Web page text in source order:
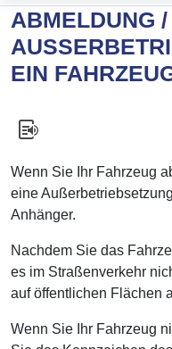
ABMELDUNG /
IN FAHRZEUG
Wenn Sie Ihr Fahrzeug
eine
Anhänger.
Nachdem Sie das
es im Straßenverkehr
auf öffentlichen Flächen
Wenn Sie Ihr Fahrzeug